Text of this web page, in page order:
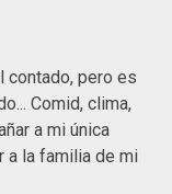
contado, pero es
Comid, clima,
a mi única
a la familia de mi